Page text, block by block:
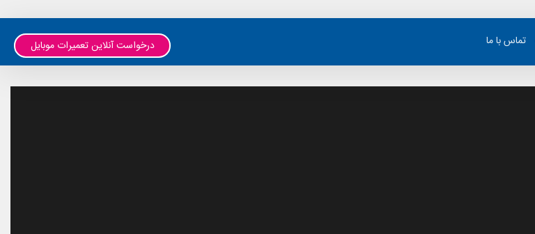
تماس با ما درخواست آنلاین تعمیرات موبایل